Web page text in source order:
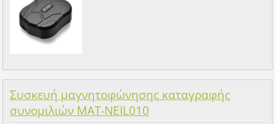
Συσκευή μαγνητοφώνησης καταγραφής
συνομιλιών MAT-NEIL010